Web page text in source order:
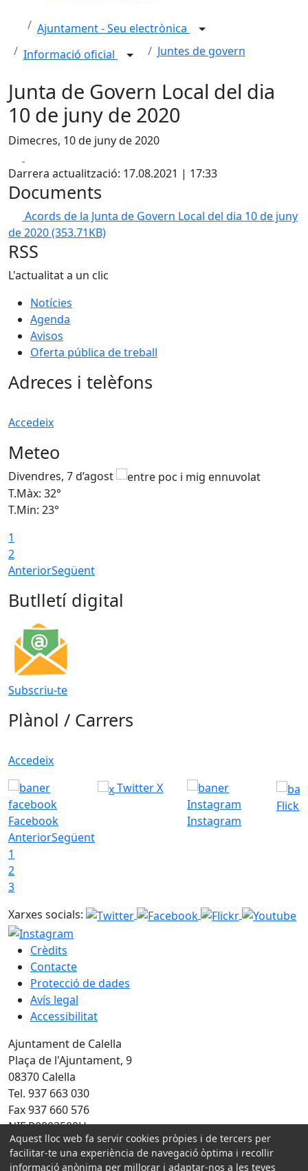
Ajuntament - Seu electrònica
Informació oficial
Juntes de govern
Junta de Govern Local del dia
10 de juny de 2020
Dimecres, 10 de juny de 2020
Darrera actualització: 17.08.2021 | 17:33
Documents
Acords de la Junta de Govern Local del dia 10 de juny
de 2020(353.71KB)
RSS
L'actualitat a un clic
Notícies
Agenda
Avisos
Oferta pública de treball
Adreces i telèfons
Accedeix
Meteo
Divendres, 7 d’agost
T.Màx: 32°
T.Min: 23°
1
2
AnteriorSegüent
Butlletí digital
Subscriu-te
Plànol / Carrers
Accedeix
Facebook
Twitter X
Instagram
Flickr
AnteriorSegüent
1
2
3
Xarxes socials:
Crèdits
Contacte
Protecció de dades
Avís legal
Accessibilitat
Ajuntament de Calella
Plaça de l'Ajuntament, 9
08370 Calella
Tel. 937 663 030
Fax 937 660 576
NIF P0803500H
Amb la col·laboració de:
Aquest lloc web fa servir cookies pròpies i de tercers per
facilitar-te una experiència de navegació òptima i recollir
informació anònima per millorar i adaptar-nos a les teves